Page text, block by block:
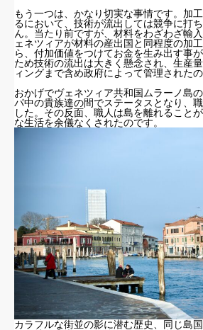
もう一つは、かなり切実な事情です。加
るにおいて、技術が流出しては競争に打
ん。当たり前ですが、材料をわざわざ輸
ェネツィアが材料の産出国と同程度の加
ら、付加価値をつけてお金を生み出す事
ため技術の流出は大きく懸念され、生産
ィングまで含め政府によって管理されたの
おかげでヴェネツィア共和国ムラーノ島
パ中の貴族達の間でステータスとなり、
した。その反面、職人は島を離れること
な生活を余儀なくされたのです。
カラフルな街並の影に潜む歴史、同じ島